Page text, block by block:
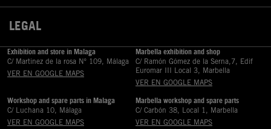
LEGAL
Exhibition and store in Malaga
C/ Martinez de la rosa Nº 109, Málaga
VER EN GOOGLE MAPS
Marbella exhibition and shop
C/ Ramón Gómez de la Serna,7, Edif
Euromar III Local 3, Marbella
VER EN GOOGLE MAPS
Workshop and spare parts in Malaga
C/ Luchana 10, Málaga
VER EN GOOGLE MAPS
Marbella workshop and spare parts
C/ Carbón 38, Local 1, Marbella
VER EN GOOGLE MAPS